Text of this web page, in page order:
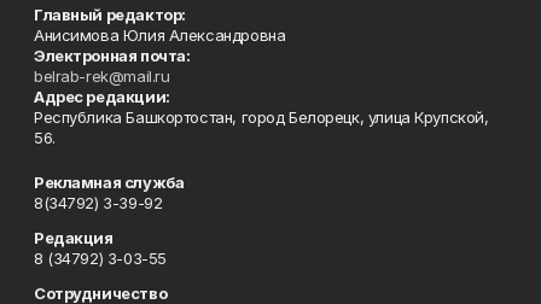
Главный редактор:
Анисимова Юлия Александровна
Электронная почта:
belrab-rek@mail.ru
Адрес редакции:
Республика Башкортостан, город Белорецк, улица Крупской,
56.
Рекламная служба
8(34792) 3-39-92
Редакция
8 (34792) 3-03-55
Сотрудничество